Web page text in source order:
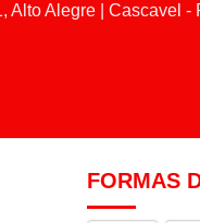
Alto Alegre | Cascavel -
FORMAS